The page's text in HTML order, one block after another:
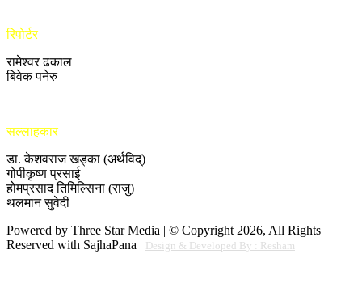
रिपोर्टर
रामेश्वर ढकाल
बिवेक पनेरु
सल्लाहकार
डा. केशवराज खड्का (अर्थविद्)
गोपीकृष्ण प्रसाई
होमप्रसाद तिमिल्सिना (राजु)
थलमान सुवेदी
Powered by Three Star Media | © Copyright 2026, All Rights
Reserved with SajhaPana | Design & Developed By : Resham